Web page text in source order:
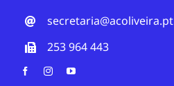
secretaria@acoliveira.pt
253 964 443